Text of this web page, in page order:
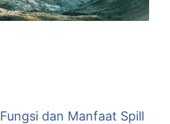
Fungsi dan Manfaat Spill